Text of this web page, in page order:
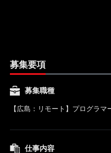
募集要項
募集職種
【広島：リモート】プログラマ
仕事内容